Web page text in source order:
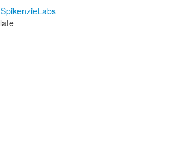
SpikenzieLabs